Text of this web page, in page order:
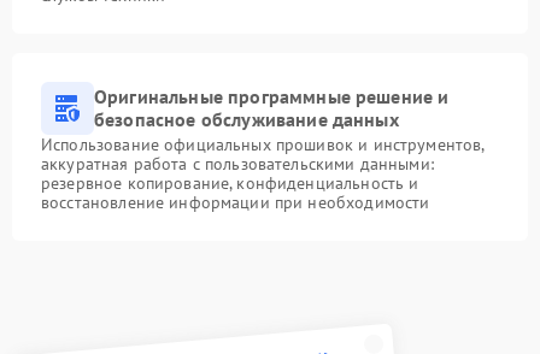
Оригинальные программные решение и
безопасное обслуживание данных
Использование официальных прошивок и инструментов,
аккуратная работа с пользовательскими данными:
резервное копирование, конфиденциальность и
восстановление информации при необходимости